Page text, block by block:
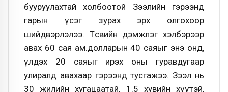
бууруулахтай холбоотой Зээлийн гэрээнд
гарын үсэг зурах эрх олгохоор
шийдвэрлэлээ. Төсвийн дэмжлэг хэлбэрээр
авах 60 сая ам.долларын 40 саяыг энэ онд,
үлдэх 20 саяыг ирэх оны гуравдугаар
улиралд авахаар гэрээнд тусгажээ. Зээл нь
30 жилийн хугацаатай, 1.5 хувийн хүүтэй,